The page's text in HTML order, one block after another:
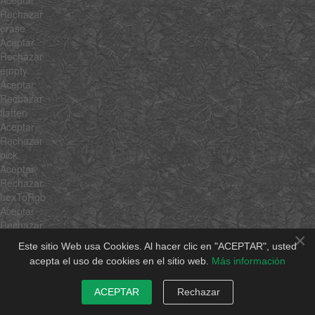
×
Este sitio Web usa Cookies. Al hacer clic en "ACEPTAR", usted
acepta el uso de cookies en el sitio web. Más información
ACEPTAR Rechazar
Rechazar
erase
Aceptar
Rechazar
empty
Aceptar
Rechazar
flatten
Aceptar
Rechazar
pick
Aceptar
Rechazar
hexToRgb
Aceptar
Rechazar
Aceptar
Rechazar